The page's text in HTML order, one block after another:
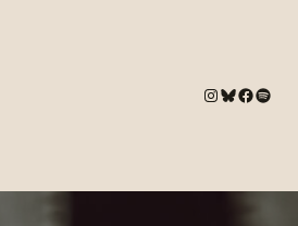
# Bluesky # Spotify